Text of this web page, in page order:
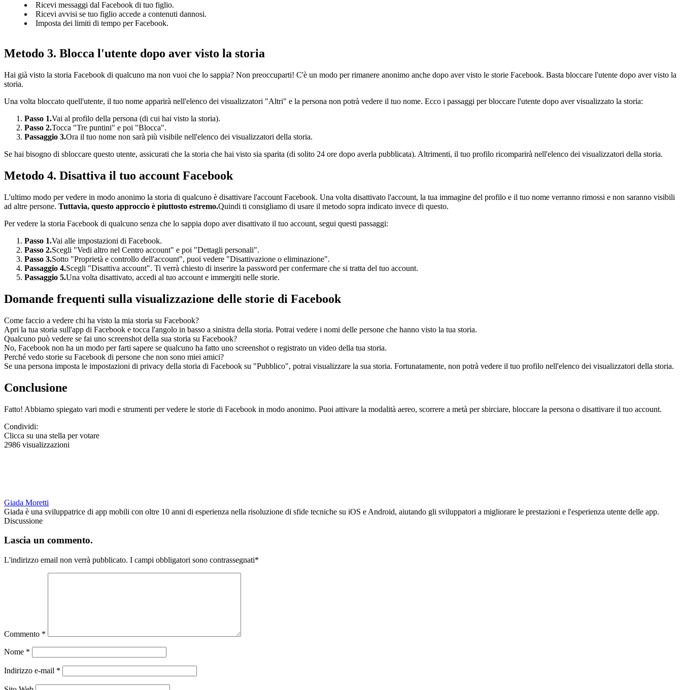
Ricevi messaggi dal Facebook di tuo figlio.
Ricevi avvisi se tuo figlio accede a contenuti dannosi.
Imposta dei limiti di tempo per Facebook.
Metodo 3. Blocca l'utente dopo aver visto la storia
Hai già visto la storia Facebook di qualcuno ma non vuoi che lo sappia? Non preoccuparti! C'è un modo per rimanere anonimo anche dopo aver visto le storie Facebook. Basta bloccare l'utente dopo aver visto la
storia.
Una volta bloccato quell'utente, il tuo nome apparirà nell'elenco dei visualizzatori "Altri" e la persona non potrà vedere il tuo nome. Ecco i passaggi per bloccare l'utente dopo aver visualizzato la storia:
Passo 1.Vai al profilo della persona (di cui hai visto la storia).
Passo 2.Tocca "Tre puntini" e poi "Blocca".
Passaggio 3.Ora il tuo nome non sarà più visibile nell'elenco dei visualizzatori della storia.
Se hai bisogno di sbloccare questo utente, assicurati che la storia che hai visto sia sparita (di solito 24 ore dopo averla pubblicata). Altrimenti, il tuo profilo ricomparirà nell'elenco dei visualizzatori della storia.
Metodo 4. Disattiva il tuo account Facebook
L'ultimo modo per vedere in modo anonimo la storia di qualcuno è disattivare l'account Facebook. Una volta disattivato l'account, la tua immagine del profilo e il tuo nome verranno rimossi e non saranno visibili
ad altre persone. Tuttavia, questo approccio è piuttosto estremo.Quindi ti consigliamo di usare il metodo sopra indicato invece di questo.
Per vedere la storia Facebook di qualcuno senza che lo sappia dopo aver disattivato il tuo account, segui questi passaggi:
Passo 1.Vai alle impostazioni di Facebook.
Passo 2.Scegli "Vedi altro nel Centro account" e poi "Dettagli personali".
Passo 3.Sotto "Proprietà e controllo dell'account", puoi vedere "Disattivazione o eliminazione".
Passaggio 4.Scegli "Disattiva account". Ti verrà chiesto di inserire la password per confermare che si tratta del tuo account.
Passaggio 5.Una volta disattivato, accedi al tuo account e immergiti nelle storie.
Domande frequenti sulla visualizzazione delle storie di Facebook
Come faccio a vedere chi ha visto la mia storia su Facebook?
Apri la tua storia sull'app di Facebook e tocca l'angolo in basso a sinistra della storia. Potrai vedere i nomi delle persone che hanno visto la tua storia.
Qualcuno può vedere se fai uno screenshot della sua storia su Facebook?
No, Facebook non ha un modo per farti sapere se qualcuno ha fatto uno screenshot o registrato un video della tua storia.
Perché vedo storie su Facebook di persone che non sono miei amici?
Se una persona imposta le impostazioni di privacy della storia di Facebook su "Pubblico", potrai visualizzare la sua storia. Fortunatamente, non potrà vedere il tuo profilo nell'elenco dei visualizzatori della storia.
Conclusione
Fatto! Abbiamo spiegato vari modi e strumenti per vedere le storie di Facebook in modo anonimo. Puoi attivare la modalità aereo, scorrere a metà per sbirciare, bloccare la persona o disattivare il tuo account.
Condividi:
Clicca su una stella per votare
2986 visualizzazioni
Giada Moretti
Giada è una sviluppatrice di app mobili con oltre 10 anni di esperienza nella risoluzione di sfide tecniche su iOS e Android, aiutando gli sviluppatori a migliorare le prestazioni e l'esperienza utente delle app.
Discussione
Lascia un commento.
L'indirizzo email non verrà pubblicato. I campi obbligatori sono contrassegnati*
Commento *
Nome *
Indirizzo e-mail *